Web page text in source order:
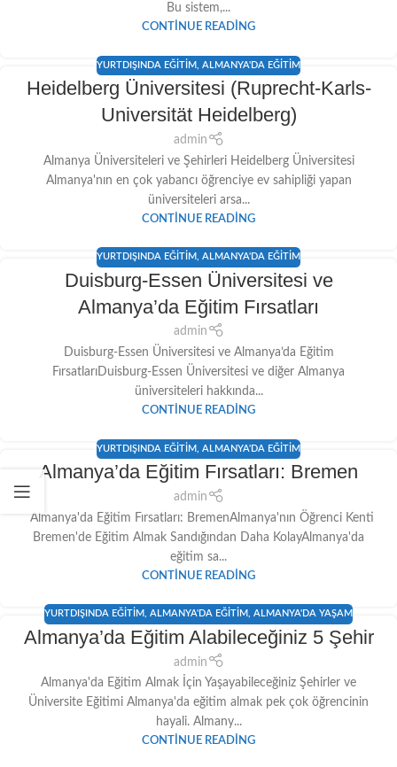
Bu sistem,...
CONTINUE READING
YURTDIŞINDA EĞITIM ALMANYA'DA EĞITIM
Heidelberg Üniversitesi (Ruprecht-Karls-
Universität Heidelberg)
admin
Almanya Üniversiteleri ve Şehirleri Heidelberg Üniversitesi
Almanya'nın en çok yabancı öğrenciye ev sahipliği yapan
üniversiteleri arsa...
CONTINUE READING
YURTDIŞINDA EĞITIM ALMANYA'DA EĞITIM
Duisburg-Essen Üniversitesi ve
Almanya’da Eğitim Fırsatları
admin
Duisburg-Essen Üniversitesi ve Almanya’da Eğitim
FırsatlarıDuisburg-Essen Üniversitesi ve diğer Almanya
üniversiteleri hakkında...
CONTINUE READING
YURTDIŞINDA EĞITIM ALMANYA'DA EĞITIM
Almanya’da Eğitim Fırsatları: Bremen
admin
Almanya'da Eğitim Fırsatları: BremenAlmanya'nın Öğrenci Kenti
Bremen'de Eğitim Almak Sandığından Daha KolayAlmanya'da
eğitim sa...
CONTINUE READING
YURTDIŞINDA EĞITIM, ALMANYA'DA EĞITIM, ALMANYA'DA YAŞAM
Almanya’da Eğitim Alabileceğiniz 5 Şehir
admin
Almanya'da Eğitim Almak İçin Yaşayabileceğiniz Şehirler ve
Üniversite Eğitimi Almanya'da eğitim almak pek çok öğrencinin
hayali. Almany...
CONTINUE READING